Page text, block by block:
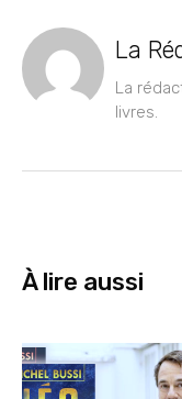
La
La
livres.
À lire aussi